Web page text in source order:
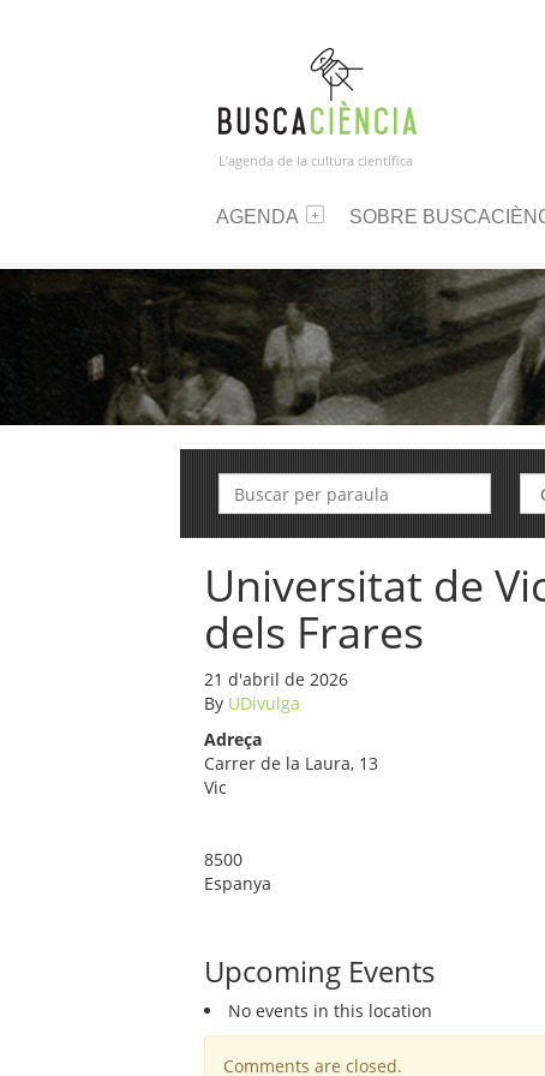
L’agenda de la cultura científica
AGENDA SOBRE
Universitat de
dels Frares
21 d'abril de 2026
By UDivulga
Adreça
Carrer de la Laura, 13
Vic
8500
Espanya
Upcoming Events
No events in this location
Comments are closed.